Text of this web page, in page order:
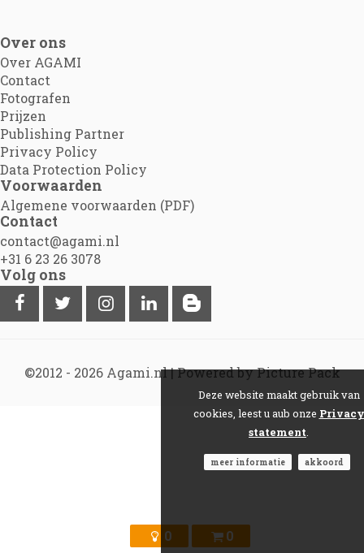
0 0
Over ons
Over AGAMI
Contact
Fotografen
Prijzen
Publishing Partner
Privacy Policy
Data Protection Policy
Voorwaarden
Algemene voorwaarden (PDF)
Contact
contact@agami.nl
+31 6 23 26 3078
Volg ons
©2012 - 2026 Agami.nl|Powered by Picture Pack
Deze website maakt gebruik van
cookies, leest u aub onze Privacy
statement
meer informatie akkoord